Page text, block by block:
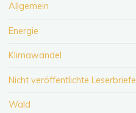
Allgemein
Energie
Klimawandel
Nicht veröffentlichte Leserbriefe
Wald